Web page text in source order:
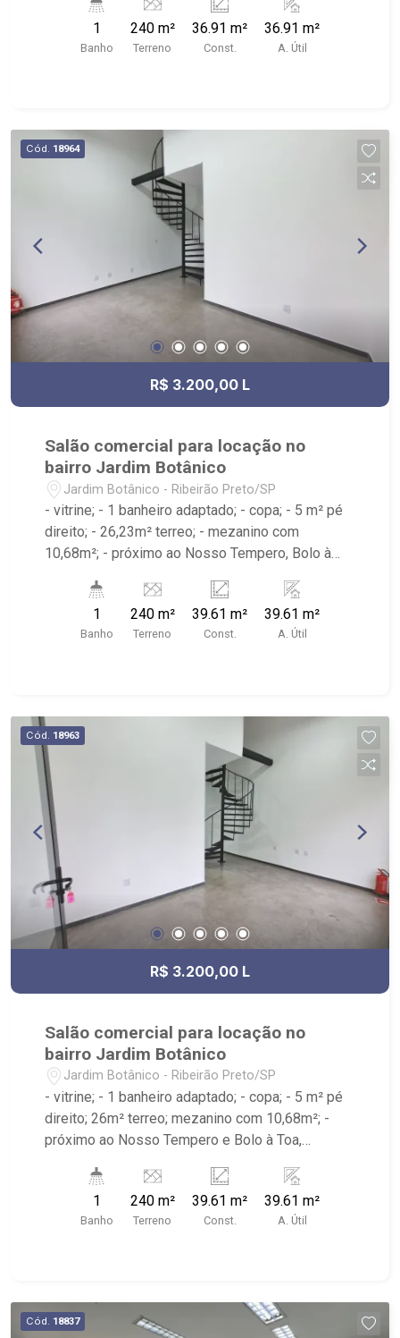
Leais Paulista Galeria de lojas terá 7 vagas
rotativas sendo 1 destinada a PNE
1
Banho
240 m²
Terreno
36.91 m²
Const.
36.91 m²
A. Útil
Cód. 18964
R$ 3.200,00 L
Salão comercial para locação no
bairro Jardim Botânico
Jardim Botânico - Ribeirão Preto/SP
- vitrine; - 1 banheiro adaptado; - copa; - 5 m² pé
direito; - 26,23m² terreo; - mezanino com
10,68m²; - próximo ao Nosso Tempero, Bolo à
Paulista
1
Banho
240 m²
Terreno
39.61 m²
Const.
39.61 m²
A. Útil
Cód. 18963
R$ 3.200,00 L
Salão comercial para locação no
bairro Jardim Botânico
Jardim Botânico - Ribeirão Preto/SP
- vitrine; - 1 banheiro adaptado; - copa; - 5 m² pé
direito; 26m² terreo; mezanino com 10,68m²; -
próximo ao Nosso Tempero e Bolo à Toa,
Paulista Galeria de lojas terá 7 vagas rotativas
sendo 1 destinada a PNE
1
Banho
240 m²
Terreno
39.61 m²
Const.
39.61 m²
A. Útil
Cód. 18837